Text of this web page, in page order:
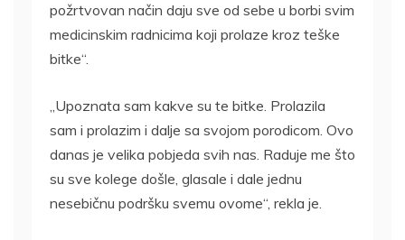
požrtvovan način daju sve od sebe u borbi svim
medicinskim radnicima koji prolaze kroz teške
bitke“.
„Upoznata sam kakve su te bitke. Prolazila
sam i prolazim i dalje sa svojom porodicom. Ovo
danas je velika pobjeda svih nas. Raduje me što
su sve kolege došle, glasale i dale jednu
nesebičnu podršku svemu ovome“, rekla je.